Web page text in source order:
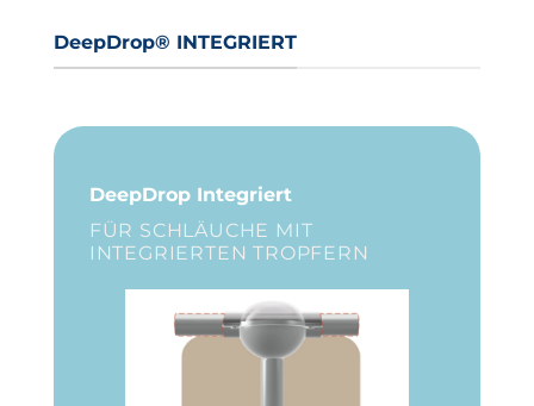
DeepDrop® INTEGRIERT
DeepDrop Integriert
FÜR SCHLÄUCHE MIT
INTEGRIERTEN TROPFERN